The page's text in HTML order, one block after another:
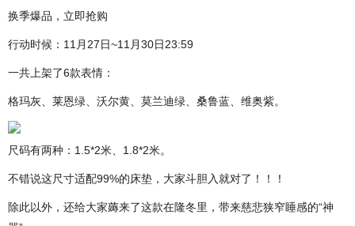
换季爆品，立即抢购
行动时候：11月27日~11月30日23:59
一共上架了6款表情：
格玛灰、莱恩绿、沃尔黄、莫兰迪绿、桑鲁蓝、维奥紫。
尺码有两种：1.5*2米、1.8*2米。
不错说这尺寸适配99%的床垫，大家斗胆入就对了！！！
除此以外，还给大家薅来了这款在隆冬里，带来慈悲狭窄睡感的“神